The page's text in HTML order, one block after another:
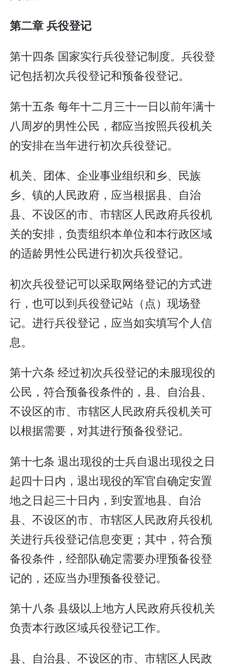
第二章 兵役登记
第十四条 国家实行兵役登记制度。兵役登
记包括初次兵役登记和预备役登记。
第十五条 每年十二月三十一日以前年满十
八周岁的男性公民，都应当按照兵役机关
的安排在当年进行初次兵役登记。
机关、团体、企业事业组织和乡、民族
乡、镇的人民政府，应当根据县、自治
县、不设区的市、市辖区人民政府兵役机
关的安排，负责组织本单位和本行政区域
的适龄男性公民进行初次兵役登记。
初次兵役登记可以采取网络登记的方式进
行，也可以到兵役登记站（点）现场登
记。进行兵役登记，应当如实填写个人信
息。
第十六条 经过初次兵役登记的未服现役的
公民，符合预备役条件的，县、自治县、
不设区的市、市辖区人民政府兵役机关可
以根据需要，对其进行预备役登记。
第十七条 退出现役的士兵自退出现役之日
起四十日内，退出现役的军官自确定安置
地之日起三十日内，到安置地县、自治
县、不设区的市、市辖区人民政府兵役机
关进行兵役登记信息变更；其中，符合预
备役条件，经部队确定需要办理预备役登
记的，还应当办理预备役登记。
第十八条 县级以上地方人民政府兵役机关
负责本行政区域兵役登记工作。
县、自治县、不设区的市、市辖区人民政